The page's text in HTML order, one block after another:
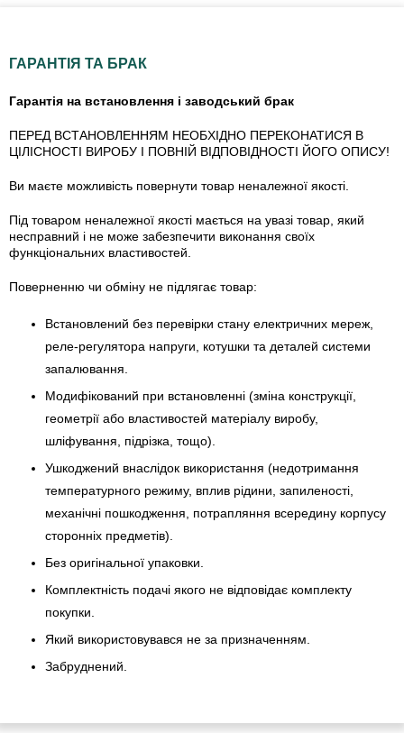
ГАРАНТІЯ ТА БРАК
Гарантія на встановлення і заводський брак
ПЕРЕД ВСТАНОВЛЕННЯМ НЕОБХІДНО ПЕРЕКОНАТИСЯ В
ЦІЛІСНОСТІ ВИРОБУ І ПОВНІЙ ВІДПОВІДНОСТІ ЙОГО ОПИСУ!
Ви маєте можливість повернути товар неналежної якості.
Під товаром неналежної якості мається на увазі товар, який
несправний і не може забезпечити виконання своїх
функціональних властивостей.
Поверненню чи обміну не підлягає товар:
Встановлений без перевірки стану електричних мереж,
реле-регулято­ра напруги, котушки та деталей системи
запалювання.
Модифікований при встановленні (зміна конструкції,
геометрії або властивостей матеріалу виробу,
шліфування, підрізка, тощо).
Ушкоджений внаслідок використання (недотримання
температурного режиму, вплив рідини, запиленості,
механічні пошкодження, потрапляння всередину корпусу
сторонніх предметів).
Без оригінальної упаковки.
Комплектність подачі якого не відповідає комплекту
покупки.
Який використовувався не за призначенням.
Забруднений.